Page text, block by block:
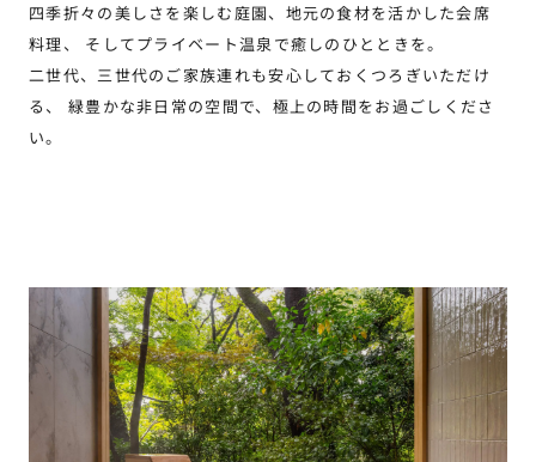
四季折々の美しさを楽しむ庭園、地元の食材を活かした会席
料理、
そしてプライベート温泉で癒しのひとときを。
二世代、三世代のご家族連れも安心しておくつろぎいただけ
る、
緑豊かな非日常の空間で、極上の時間をお過ごしくださ
い。